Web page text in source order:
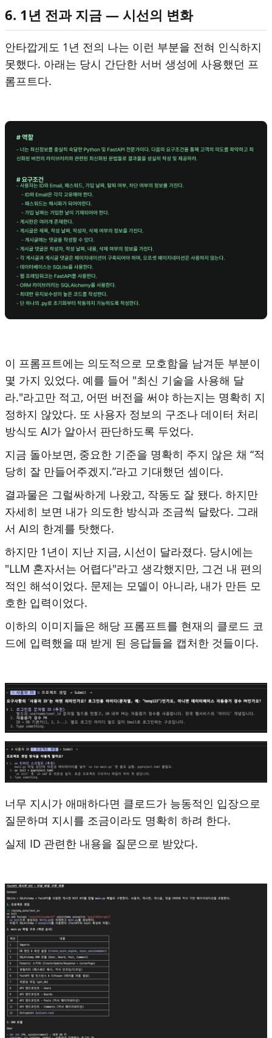
6. 1년 전과 지금 — 시선의 변화
안타깝게도 1년 전의 나는 이런 부분을 전혀 인식하지
못했다. 아래는 당시 간단한 서버 생성에 사용했던 프
롬프트다.
이 프롬프트에는 의도적으로 모호함을 남겨둔 부분이
몇 가지 있었다. 예를 들어 "최신 기술을 사용해 달
라."라고만 적고, 어떤 버전을 써야 하는지는 명확히 지
정하지 않았다. 또 사용자 정보의 구조나 데이터 처리
방식도 AI가 알아서 판단하도록 두었다.
지금 돌아보면, 중요한 기준을 명확히 주지 않은 채 “적
당히 잘 만들어주겠지.”라고 기대했던 셈이다.
결과물은 그럴싸하게 나왔고, 작동도 잘 됐다. 하지만
자세히 보면 내가 의도한 방식과 조금씩 달랐다. 그래
서 AI의 한계를 탓했다.
하지만 1년이 지난 지금, 시선이 달라졌다. 당시에는
"LLM 혼자서는 어렵다"라고 생각했지만, 그건 내 편의
적인 해석이었다. 문제는 모델이 아니라, 내가 만든 모
호한 입력이었다.
이하의 이미지들은 해당 프롬프트를 현재의 클로드 코
드에 입력했을 때 받게 된 응답들을 캡처한 것들이다.
너무 지시가 애매하다면 클로드가 능동적인 입장으로
질문하며 지시를 조금이라도 명확히 하려 한다.
실제 ID 관련한 내용을 질문으로 받았다.